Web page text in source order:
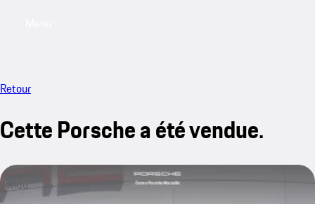
Retour
Cette Porsche a été vendue.
vendu